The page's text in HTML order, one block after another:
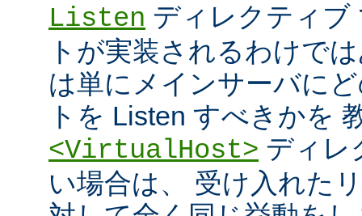
Listen ディレクティブ
トが実装されるわけで
は単にメインサーバに
トを Listen すべきかを
<VirtualHost> ディレ
い場合は、 受け入れた